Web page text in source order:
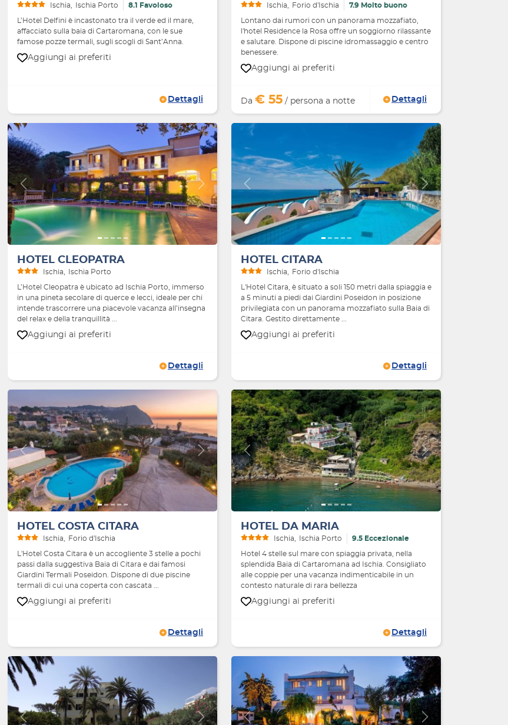
Ischia Ischia Porto 8.1 Favoloso
L’Hotel Delfini è incastonato tra il verde ed il mare,
affacciato sulla baia di Cartaromana, con le sue
famose pozze termali, sugli scogli di Sant’Anna.
Aggiungi ai preferiti
Dettagli
Ischia Forio d'Ischia 7.9 Molto buono
Lontano dai rumori con un panorama mozzafiato,
l'hotel Residence la Rosa offre un soggiorno rilassante
e salutare. Dispone di piscine idromassaggio e centro
benessere.
Aggiungi ai preferiti
Da € 55 / persona a notte Dettagli
Indietro Avanti
HOTEL CLEOPATRA
Ischia Ischia Porto
L’Hotel Cleopatra è ubicato ad Ischia Porto, immerso
in una pineta secolare di querce e lecci, ideale per chi
intende trascorrere una piacevole vacanza all’insegna
del relax e della tranquillità ...
Aggiungi ai preferiti
Dettagli
Indietro Avanti
HOTEL CITARA
Ischia Forio d'Ischia
L'Hotel Citara, è situato a soli 150 metri dalla spiaggia e
a 5 minuti a piedi dai Giardini Poseidon in posizione
privilegiata con un panorama mozzafiato sulla Baia di
Citara. Gestito direttamente ...
Aggiungi ai preferiti
Dettagli
Indietro Avanti
HOTEL COSTA CITARA
Ischia Forio d'Ischia
L'Hotel Costa Citara è un accogliente 3 stelle a pochi
passi dalla suggestiva Baia di Citara e dai famosi
Giardini Termali Poseidon. Dispone di due piscine
termali di cui una coperta con cascata ...
Aggiungi ai preferiti
Dettagli
Indietro Avanti
HOTEL DA MARIA
Ischia Ischia Porto 9.5 Eccezionale
Hotel 4 stelle sul mare con spiaggia privata, nella
splendida Baia di Cartaromana ad Ischia. Consigliato
alle coppie per una vacanza indimenticabile in un
contesto naturale di rara bellezza
Aggiungi ai preferiti
Dettagli
Indietro Avanti Indietro Avanti